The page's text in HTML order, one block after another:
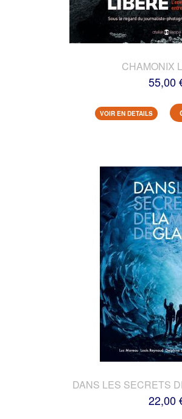
CHAMONIX
55,00
VOIR EN DETAILS
DANS LES SECRETS
22,00